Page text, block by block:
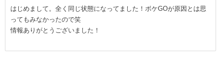
はじめまして。全く同じ状態になってました！ボケGOが原因とは思
ってもみなかったので笑
情報ありがとうございました！